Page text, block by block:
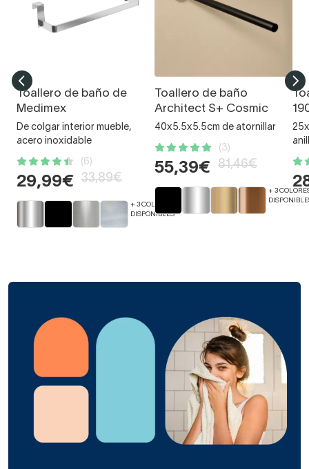
Toallero de baño de
Medimex
De colgar interior mueble,
acero inoxidable
(6)
29,99€ 33,89€
+ 3 COLORES
DISPONIBLES
Toallero de baño
Architect S+ Cosmic
40x5.5x5.5cm de atornillar
(3)
55,39€ 81,46€
+ 3